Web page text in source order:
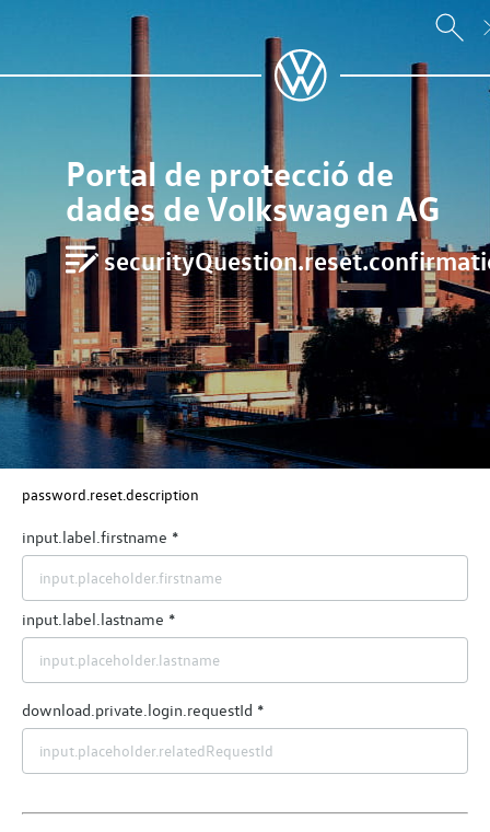
Portal de protecció de
dades de Volkswagen AG
password.reset.description
input.label.firstname
input.label.lastname
download.private.login.requestId